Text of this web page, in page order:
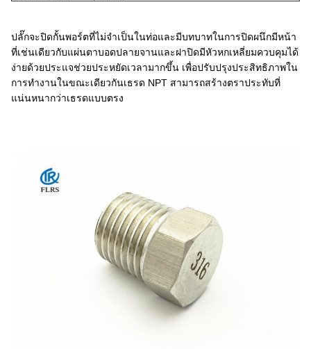
ปลั๊กจะปิดกั้นพอร์ตที่ไม่จำเป็นในท่อและมีบทบาทในการปิดผนึกมีหน้า
ที่เช่นเดียวกับแผ่นตาบอดปลายจานและฝาปิดมีหัวหกเหลี่ยมควบคุมได้
ง่ายด้วยประแจช่วยประหยัดเวลามากขึ้น เพื่อปรับปรุงประสิทธิภาพใน
การทำงานในขณะเดียวกันเธรด NPT สามารถสร้างตราประทับที่
แน่นหนากว่าเธรดแบบตรง